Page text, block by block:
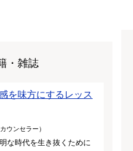
・雑誌
を味方にするレッス
ウンセラー）
な時代を生き抜くために